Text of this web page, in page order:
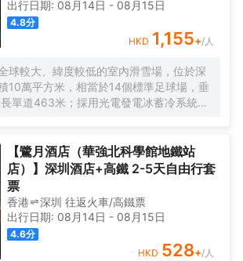
出行日期: 08月14日 - 08月15日
4.8分
HKD 1,155+/人
球較大、緯度較低的室內滑雪場，位於深
10萬平方米，相當於14個標準足球場，垂
單道463米‌；採用光電發電冰蓄冷系統，
【鷺月酒店（華強北科學館地鐵站
店）】深圳酒店+高鐵 2-5天自由行套
票
香港 深圳 往返火車/高鐵票
出行日期: 08月14日 - 08月15日
4.6分
HKD 528+/人